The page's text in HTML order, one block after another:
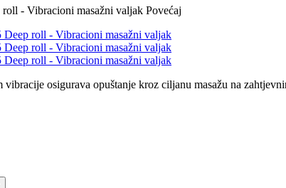
Povećaj
osigurava opuštanje kroz ciljanu masažu na